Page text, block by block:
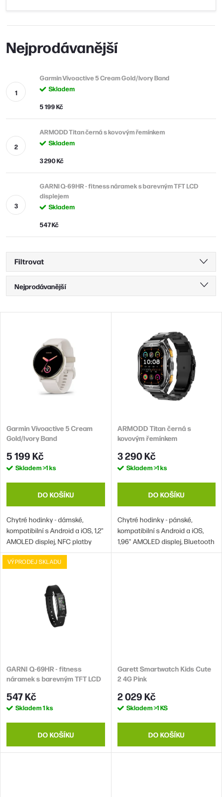
Nejprodávanější
Garmin Vívoactive 5 Cream Gold/Ivory Band
Skladem
5 199 Kč
ARMODD Titan černá s kovovým řemínkem
Skladem
3 290 Kč
GARNI Q-69HR - fitness náramek s barevným TFT LCD
displejem
Skladem
547 Kč
Filtrovat
Ř
a
z
d
u
k
t
Nejprodávanější
Abecedně
V
o
d
u
k
ů
Garmin Vívoactive 5 Cream
Gold/Ivory Band
5 199 Kč
Skladem>1 ks
DO KOŠÍKU
Chytré hodinky - dámské,
kompatibilní s Android a iOS, 1,2"
AMOLED displej, NFC platby
skrze Garmin Pay aplikaci, GPS,
krokoměr, měření kyslíku v krvi,
tepu, vodotěsnost 50 m (5 ATM),
maximální výdrž baterie 264 h
ARMODD Titan černá s
kovovým řemínkem
3 290 Kč
Skladem>1 ks
DO KOŠÍKU
Chytré hodinky - pánské,
kompatibilní s Android a iOS,
1,96" AMOLED displej, Bluetooth
5, GPS, volání z hodinek přes
VÝPRODEJ SKLADU
GARNI Q-69HR - fitness
náramek s barevným TFT LCD
547 Kč
Skladem1 ks
DO KOŠÍKU
Garett Smartwatch Kids Cute
2 4G Pink
2 029 Kč
Skladem>1 KS
DO KOŠÍKU